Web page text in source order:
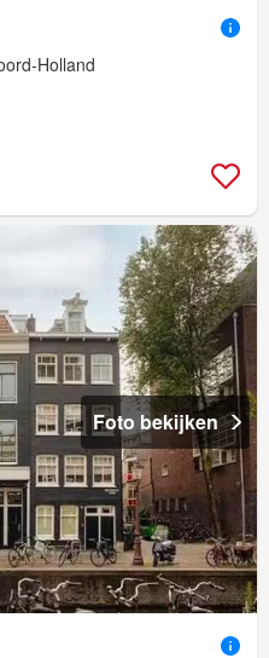
Holland
Foto bekijken